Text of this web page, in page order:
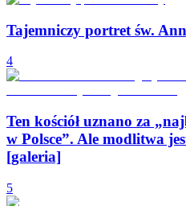
Tajemniczy portret św.
4
Ten kościół uznano za
w Polsce”. Ale modlitwa
[galeria]
5